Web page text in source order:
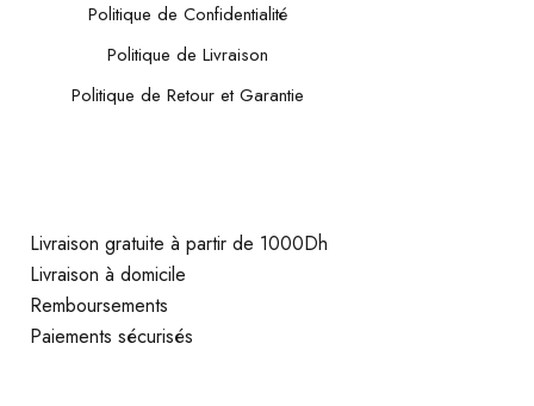
Politique de Confidentialité
Politique de Livraison
Politique de Retour et Garantie
Livraison gratuite à partir de 1000Dh
Livraison à domicile
Remboursements
Paiements sécurisés